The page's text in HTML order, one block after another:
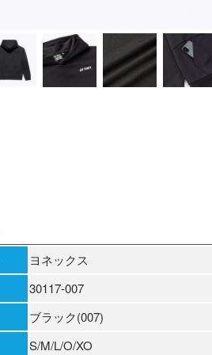
ヨネックス
30117-007
ブラック(007)
S/M/L/O/XO